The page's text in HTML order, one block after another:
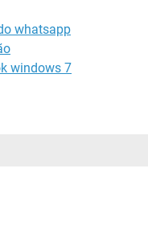
whatsapp
windows 7